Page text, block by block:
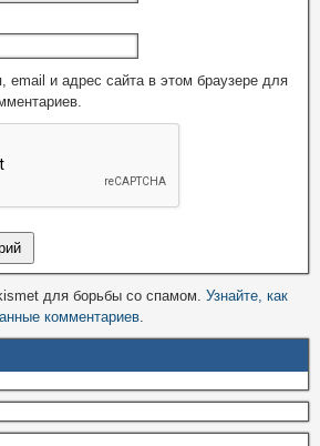
email и адрес сайта в этом браузере для
для борьбы со спамом. Узнайте, как
комментариев.